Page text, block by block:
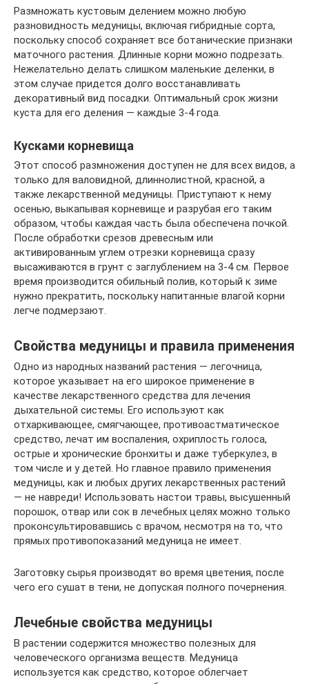
Размножать кустовым делением можно любую
разновидность медуницы, включая гибридные сорта,
поскольку способ сохраняет все ботанические признаки
маточного растения. Длинные корни можно подрезать.
Нежелательно делать слишком маленькие деленки, в
этом случае придется долго восстанавливать
декоративный вид посадки. Оптимальный срок жизни
куста для его деления — каждые 3-4 года.
Кусками корневища
Этот способ размножения доступен не для всех видов, а
только для валовидной, длиннолистной, красной, а
также лекарственной медуницы. Приступают к нему
осенью, выкапывая корневище и разрубая его таким
образом, чтобы каждая часть была обеспечена почкой.
После обработки срезов древесным или
активированным углем отрезки корневища сразу
высаживаются в грунт с заглублением на 3-4 см. Первое
время производится обильный полив, который к зиме
нужно прекратить, поскольку напитанные влагой корни
легче подмерзают.
Свойства медуницы и правила применения
Одно из народных названий растения — легочница,
которое указывает на его широкое применение в
качестве лекарственного средства для лечения
дыхательной системы. Его используют как
отхаркивающее, смягчающее, противоастматическое
средство, лечат им воспаления, охриплость голоса,
острые и хронические бронхиты и даже туберкулез, в
том числе и у детей. Но главное правило применения
медуницы, как и любых других лекарственных растений
— не навреди! Использовать настои травы, высушенный
порошок, отвар или сок в лечебных целях можно только
проконсультировавшись с врачом, несмотря на то, что
прямых противопоказаний медуница не имеет.
Заготовку сырья производят во время цветения, после
чего его сушат в тени, не допуская полного почернения.
Лечебные свойства медуницы
В растении содержится множество полезных для
человеческого организма веществ. Медуница
используется как средство, которое облегчает